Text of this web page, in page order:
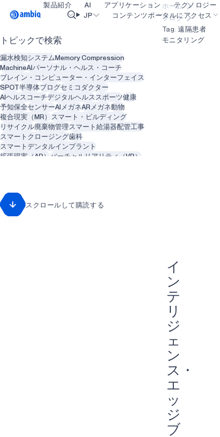
製品紹介 AI アプリケーション
インダストリアル・エッジ
スマート・リモコン
スマートホームとビル
スマートカード
ゲーミング
テクノロジー
JP コンテンツポータルにアクセス
ホーム
ブログ
Tag: 遠隔患者
モニタリング
イ
ン
テ
リ
ジ
ェ
ン
ス・
エ
ッ
ジ
ブ
トピックで検索
漏水検知システムMemory Compression
MachineAIパーソナル・ヘルス・コーチ
ブレイン・コンピューター・インターフェイス
SPOT半導体ブログセミコダクター
AIヘルスコーチデジタルヘルス スポーツ健康
予知保全センサーAIメガネARメガネ動物
複合現実（MR）
スマート・ビルディング
リサイクル廃棄物管理スマート給湯器配管工事
スマートクロージング歯科
スマートデンタルインプラント
拡張現実（AR）
バーチャルリアリティ（VR）
回転数再生可能エネルギー
クリーン・エネルギー持続可能性
アグテック
スクロールして購読する
Video title